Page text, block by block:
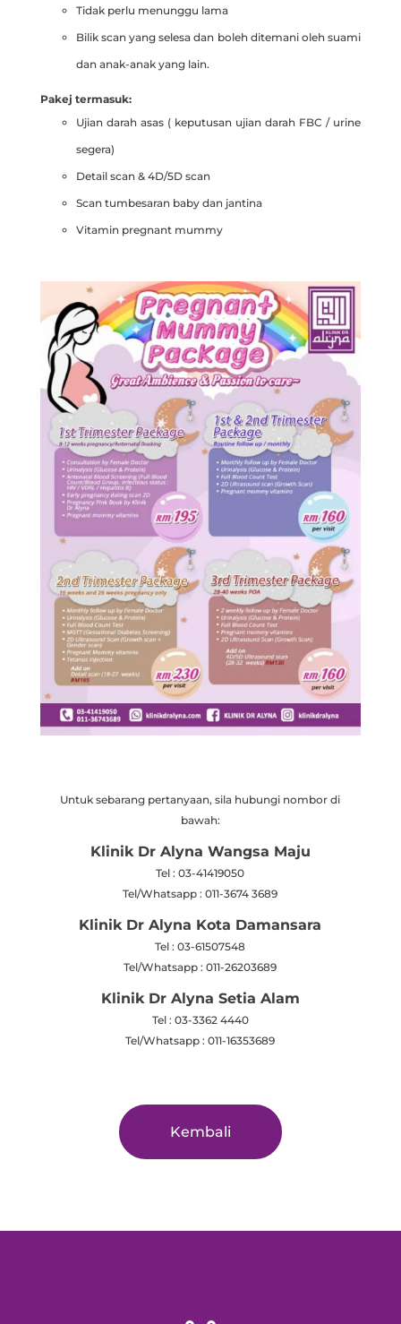
Tidak perlu menunggu lama
Bilik scan yang selesa dan boleh ditemani oleh suami
dan anak-anak yang lain.
Pakej termasuk:
Ujian darah asas ( keputusan ujian darah FBC / urine
segera)
Detail scan & 4D/5D scan
Scan tumbesaran baby dan jantina
Vitamin pregnant mummy
Untuk sebarang pertanyaan, sila hubungi nombor di
bawah:
Klinik Dr Alyna Wangsa Maju
Tel : 03-41419050
Tel/Whatsapp : 011-3674 3689
Klinik Dr Alyna Kota Damansara
Tel : 03-61507548
Tel/Whatsapp : 011-26203689
Klinik Dr Alyna Setia Alam
Tel : 03-3362 4440
Tel/Whatsapp : 011-16353689
Kembali